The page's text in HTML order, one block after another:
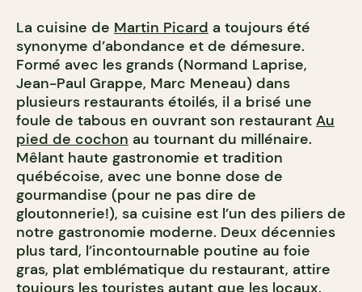
La cuisine de Martin Picard a toujours été
synonyme d’abondance et de démesure.
Formé avec les grands (Normand Laprise,
Jean-Paul Grappe, Marc Meneau) dans
plusieurs restaurants étoilés, il a brisé une
foule de tabous en ouvrant son restaurant Au
pied de cochon au tournant du millénaire.
Mêlant haute gastronomie et tradition
québécoise, avec une bonne dose de
gourmandise (pour ne pas dire de
gloutonnerie!), sa cuisine est l’un des piliers de
notre gastronomie moderne. Deux décennies
plus tard, l’incontournable poutine au foie
gras, plat emblématique du restaurant, attire
toujours les touristes autant que les locaux.